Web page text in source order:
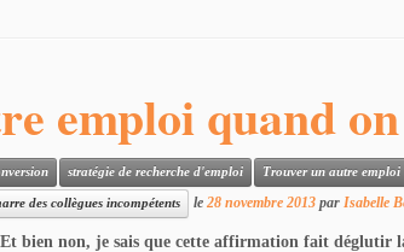
emploi quand
stratégie de recherche d'emploi Trouver un autre emploi
des collègues incompétents le 28 novembre 2013 par Isabelle
bien non, je sais que cette affirmation fait déglutir